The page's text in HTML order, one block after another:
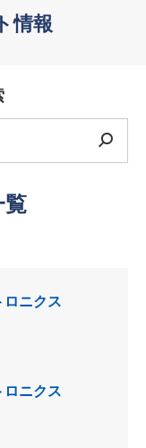
情報
覧
ロニクス
ロニクス